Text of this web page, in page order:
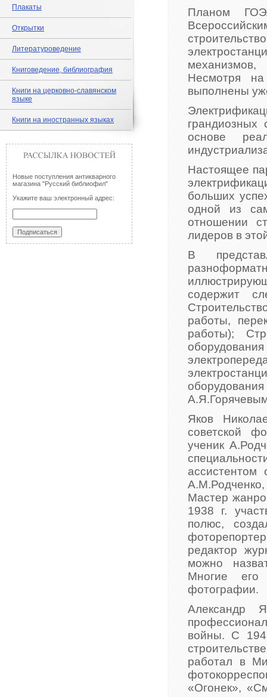
Плакаты
Открытки
Литературоведение
Книговедение, библиография
Книги на церковно-славянском
языке
Книги на иностранных языках
Новые поступления антикварного
магазина "Русский библиофил"
Укажите ваш электронный адрес:
Планом
Несмотря
выполнены
грандиозных
основе
Настоящее
больших
одной из
отношении
лидеров в
В
содержит
работы,
работы);
Яков
советской
ученик
Мастер
1938 г.
полюс,
редактор
можно
Многие
фотографии.
Александр
войны. С
работал в
«Огонек»,